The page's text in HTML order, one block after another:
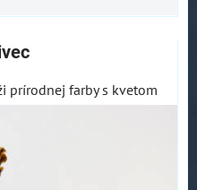
prírodnej farby s kvetom